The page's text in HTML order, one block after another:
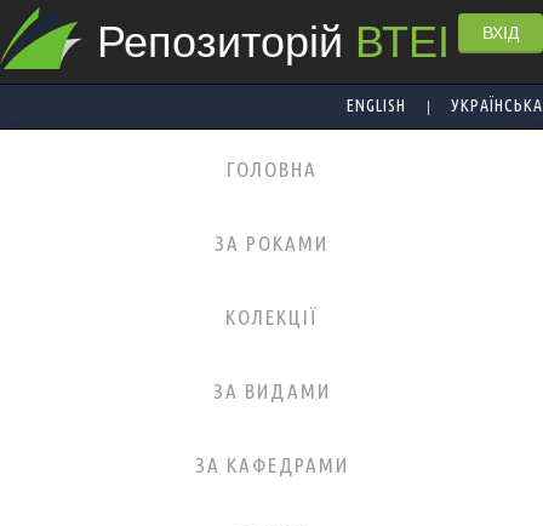
Репозиторій ВТЕІ ВХІД
ENGLISH | УКРАЇНСЬКА
ГОЛОВНА
ЗА РОКАМИ
КОЛЕКЦІЇ
ЗА ВИДАМИ
ЗА КАФЕДРАМИ